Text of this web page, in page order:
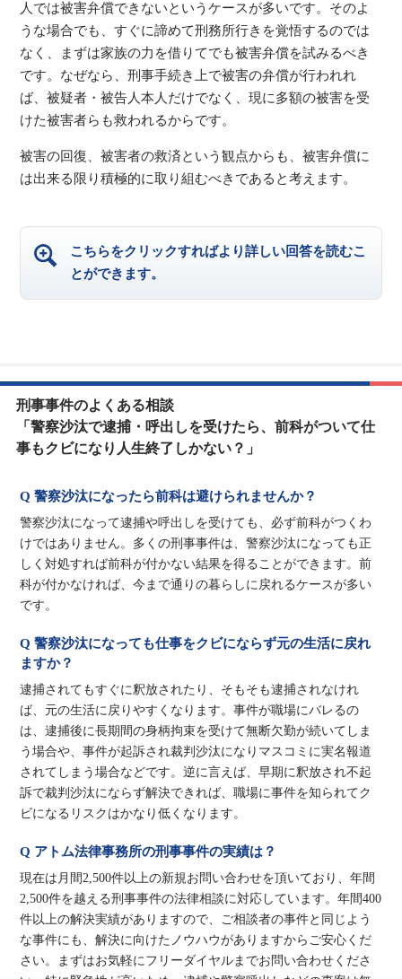
人では被害弁償できないというケースが多いです。そのよ
うな場合でも、すぐに諦めて刑務所行きを覚悟するのでは
なく、まずは家族の力を借りてでも被害弁償を試みるべき
です。なぜなら、刑事手続き上で被害の弁償が行われれ
ば、被疑者・被告人本人だけでなく、現に多額の被害を受
けた被害者らも救われるからです。
被害の回復、被害者の救済という観点からも、被害弁償に
は出来る限り積極的に取り組むべきであると考えます。
こちらをクリックすればより詳しい回答を読むこ
とができます。
刑事事件のよくある相談
「警察沙汰で逮捕・呼出しを受けたら、前科がついて仕
事もクビになり人生終了しかない？」
Q 警察沙汰になったら前科は避けられませんか？
警察沙汰になって逮捕や呼出しを受けても、必ず前科がつくわ
けではありません。多くの刑事事件は、警察沙汰になっても正
しく対処すれば前科が付かない結果を得ることができます。前
科が付かなければ、今まで通りの暮らしに戻れるケースが多い
です。
Q 警察沙汰になっても仕事をクビにならず元の生活に戻れ
ますか？
逮捕されてもすぐに釈放されたり、そもそも逮捕されなけれ
ば、元の生活に戻りやすくなります。事件が職場にバレるの
は、逮捕後に長期間の身柄拘束を受けて無断欠勤が続いてしま
う場合や、事件が起訴され裁判沙汰になりマスコミに実名報道
されてしまう場合などです。逆に言えば、早期に釈放され不起
訴で裁判沙汰にならず解決できれば、職場に事件を知られてク
ビになるリスクはかなり低くなります。
Q アトム法律事務所の刑事事件の実績は？
現在は月間2,500件以上の新規お問い合わせを頂いており、年間
2,500件を越える刑事事件の法律相談に対応しています。年間400
件以上の解決実績がありますので、ご相談者の事件と同じよう
な事件にも、解決に向けたノウハウがありますからご安心くだ
さい。まずはお気軽にフリーダイヤルまでお問い合わせくださ